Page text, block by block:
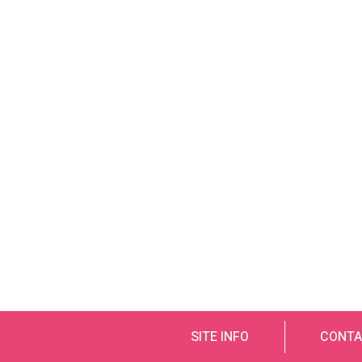
SITE INFO